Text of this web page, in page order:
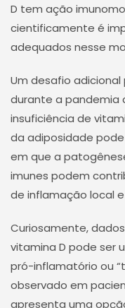
D tem ação
cientificamente é
adequados nesse
Um desafio
durante a pandemia
insuficiência de
da adiposidade
em que a
imunes podem
de inflamação local
Curiosamente,
vitamina D pode ser
pró-inflamatório ou
observado em
apresenta uma